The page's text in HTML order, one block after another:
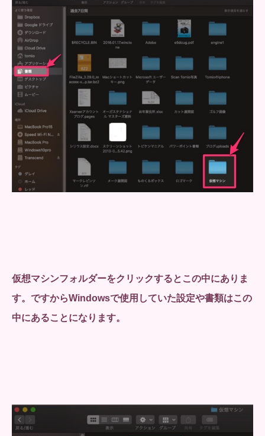
仮想マシンフォルダーをクリックするとこの中にありま
す。ですからWindowsで使用していた設定や書類はこの
中にあることになります。